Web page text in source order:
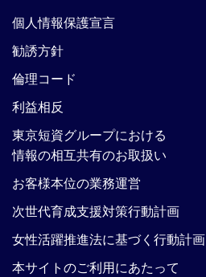
個人情報保護宣言
勧誘方針
倫理コード
利益相反
東京短資グループにおける
情報の相互共有のお取扱い
お客様本位の業務運営
次世代育成支援対策行動計画
女性活躍推進法に基づく行動計画
本サイトのご利用にあたって